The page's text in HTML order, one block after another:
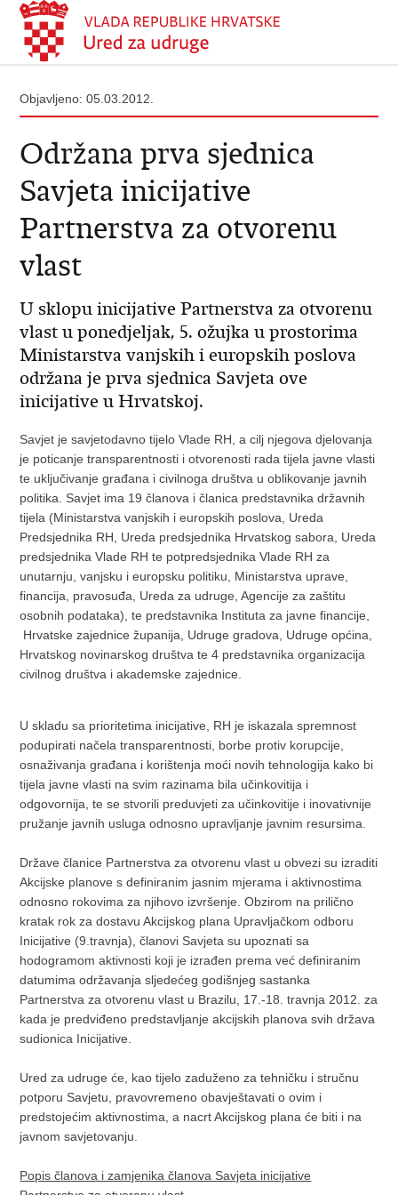
Objavljeno: 05.03.2012.
Održana prva sjednica
Savjeta inicijative
Partnerstva za otvorenu
vlast
U sklopu inicijative Partnerstva za otvorenu
vlast u ponedjeljak, 5. ožujka u prostorima
Ministarstva vanjskih i europskih poslova
održana je prva sjednica Savjeta ove
inicijative u Hrvatskoj.
Savjet je savjetodavno tijelo Vlade RH, a cilj njegova djelovanja
je poticanje transparentnosti i otvorenosti rada tijela javne vlasti
te uključivanje građana i civilnoga društva u oblikovanje javnih
politika. Savjet ima 19 članova i članica predstavnika državnih
tijela (Ministarstva vanjskih i europskih poslova, Ureda
Predsjednika RH, Ureda predsjednika Hrvatskog sabora, Ureda
predsjednika Vlade RH te potpredsjednika Vlade RH za
unutarnju, vanjsku i europsku politiku, Ministarstva uprave,
financija, pravosuđa, Ureda za udruge, Agencije za zaštitu
osobnih podataka), te predstavnika Instituta za javne financije,
Hrvatske zajednice županija, Udruge gradova, Udruge općina,
Hrvatskog novinarskog društva te 4 predstavnika organizacija
civilnog društva i akademske zajednice.
U skladu sa prioritetima inicijative, RH je iskazala spremnost
podupirati načela transparentnosti, borbe protiv korupcije,
osnaživanja građana i korištenja moći novih tehnologija kako bi
tijela javne vlasti na svim razinama bila učinkovitija i
odgovornija, te se stvorili preduvjeti za učinkovitije i inovativnije
pružanje javnih usluga odnosno upravljanje javnim resursima.
Države članice Partnerstva za otvorenu vlast u obvezi su izraditi
Akcijske planove s definiranim jasnim mjerama i aktivnostima
odnosno rokovima za njihovo izvršenje. Obzirom na prilično
kratak rok za dostavu Akcijskog plana Upravljačkom odboru
Inicijative (9.travnja), članovi Savjeta su upoznati sa
hodogramom aktivnosti koji je izrađen prema već definiranim
datumima održavanja sljedećeg godišnjeg sastanka
Partnerstva za otvorenu vlast u Brazilu, 17.-18. travnja 2012. za
kada je predviđeno predstavljanje akcijskih planova svih država
sudionica Inicijative.
Ured za udruge će, kao tijelo zaduženo za tehničku i stručnu
potporu Savjetu, pravovremeno obavještavati o ovim i
predstojećim aktivnostima, a nacrt Akcijskog plana će biti i na
javnom savjetovanju.
Popis članova i zamjenika članova Savjeta inicijative